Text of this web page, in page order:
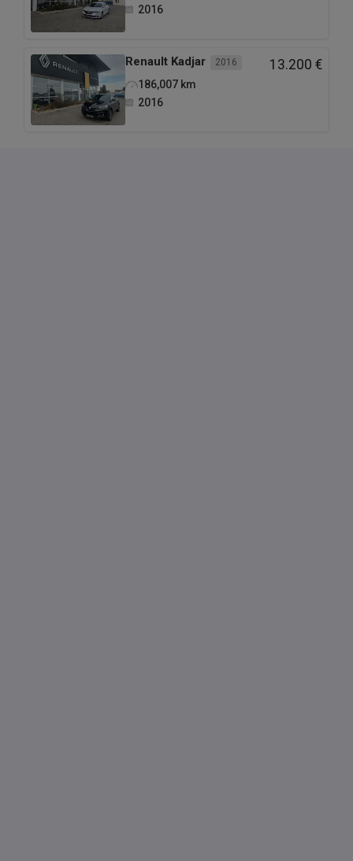
2016
Renault Kadjar 2016 13.200 €
186,007 km
2016